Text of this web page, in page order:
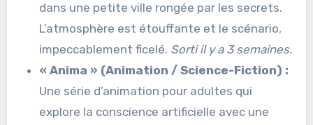
dans une petite ville rongée par les secrets.
L’atmosphère est étouffante et le scénario,
impeccablement ficelé. Sorti il y a 3 semaines.
« Anima » (Animation / Science-Fiction) :
Une série d’animation pour adultes qui
explore la conscience artificielle avec une